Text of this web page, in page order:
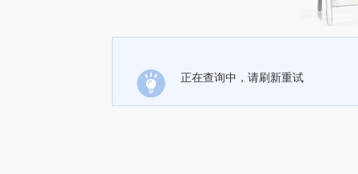
正在查询中，请刷新重试